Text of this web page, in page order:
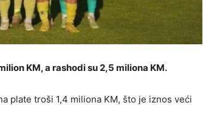
KM, a rashodi su 2,5 miliona KM.
plate troši 1,4 miliona KM, što je iznos veći